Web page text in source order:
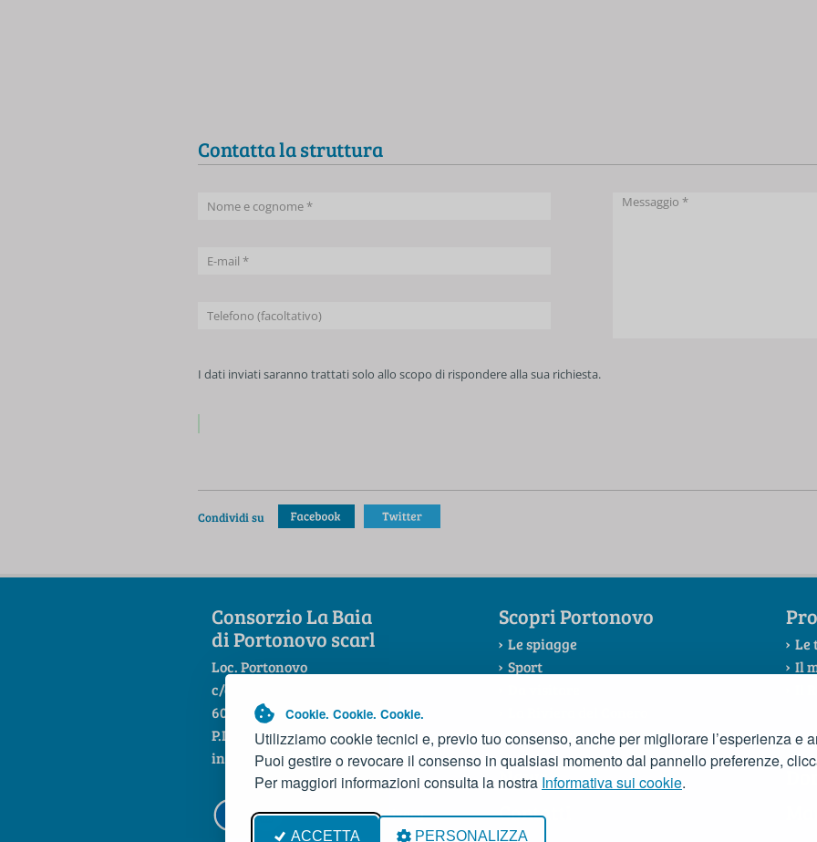
Cookie. Cookie. Cookie.
Utilizziamo cookie tecnici e, previo tuo consenso, anche per migliorare l’esperienza e
Puoi gestire o revocare il consenso in qualsiasi momento dal pannello preferenze,
Per maggiori informazioni consulta la nostra Informativa sui cookie.
ACCETTA PERSONALIZZA
Contatta la struttura
I dati inviati saranno trattati solo allo scopo di rispondere alla sua richiesta.
Condividi su
Consorzio La Baia
di Portonovo scarl
Loc. Portonovo
c/o Hotel La Fonte
60129 Ancona
P.IVA 01444860421
info@baiadiportonovo.it
Credits Privacy
Scopri Portonovo
Le spiagge
Sport
Il Consorzio
News
Contatti
Le
Il